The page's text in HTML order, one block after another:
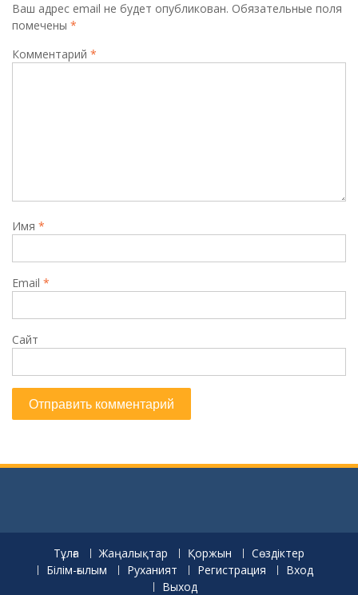
Ваш адрес email не будет опубликован. Обязательные поля
помечены *
Комментарий *
Имя *
Email *
Сайт
Тұлға Жаңалықтар Қоржын
Сөздіктер
Білім-ғылым
Руханият Регистрация
Вход
Выход